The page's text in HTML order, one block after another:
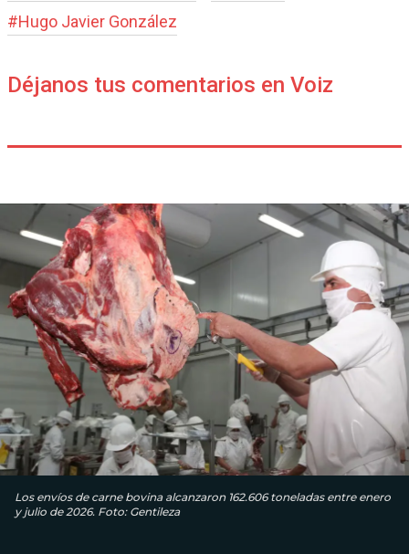
#Hugo Javier González
Déjanos tus comentarios en Voiz
Los envíos de carne bovina alcanzaron 162.606 toneladas entre enero
y julio de 2026. Foto: Gentileza